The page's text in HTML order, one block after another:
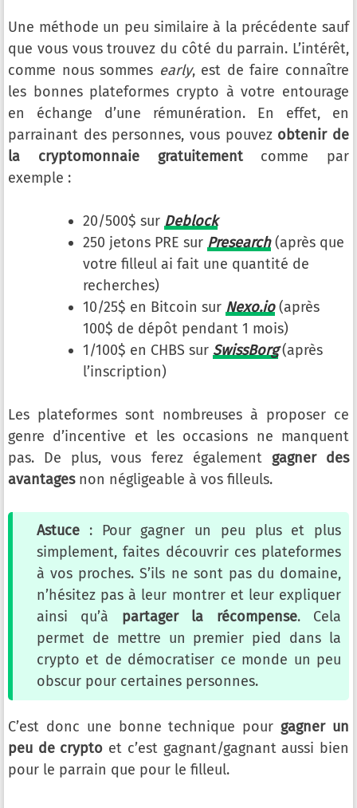
Une méthode un peu similaire à la précédente sauf
que vous vous trouvez du côté du parrain. L’intérêt,
comme nous sommes early, est de faire connaître
les bonnes plateformes crypto à votre entourage
en échange d’une rémunération. En effet, en
parrainant des personnes, vous pouvez obtenir de
la cryptomonnaie gratuitementcomme par
exemple :
20/500$ sur Deblock
250 jetons PRE sur Presearch(après que
votre filleul ai fait une quantité de
recherches)
10/25$ en Bitcoin sur Nexo.io(après
100$ de dépôt pendant 1 mois)
1/100$ en CHBS sur SwissBorg(après
l’inscription)
Les plateformes sont nombreuses à proposer ce
genre d’incentive et les occasions ne manquent
pas. De plus, vous ferez également gagner des
avantagesnon négligeable à vos filleuls.
Astuce : Pour gagner un peu plus et plus
simplement, faites découvrir ces plateformes
à vos proches. S’ils ne sont pas du domaine,
n’hésitez pas à leur montrer et leur expliquer
ainsi qu’à partager la récompense. Cela
permet de mettre un premier pied dans la
crypto et de démocratiser ce monde un peu
obscur pour certaines personnes.
C’est donc une bonne technique pour gagner un
peu de crypto et c’est gagnant/gagnant aussi bien
pour le parrain que pour le filleul.